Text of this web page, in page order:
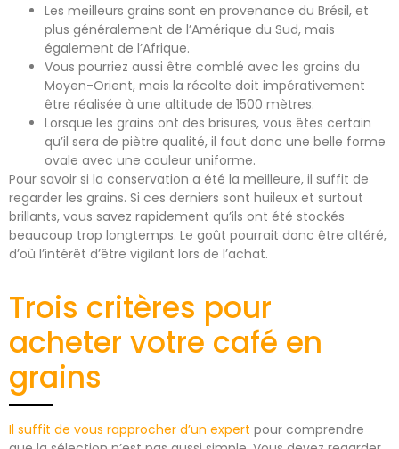
Les meilleurs grains sont en provenance du Brésil, et
plus généralement de l’Amérique du Sud, mais
également de l’Afrique.
Vous pourriez aussi être comblé avec les grains du
Moyen-Orient, mais la récolte doit impérativement
être réalisée à une altitude de 1500 mètres.
Lorsque les grains ont des brisures, vous êtes certain
qu’il sera de piètre qualité, il faut donc une belle forme
ovale avec une couleur uniforme.
Pour savoir si la conservation a été la meilleure, il suffit de
regarder les grains. Si ces derniers sont huileux et surtout
brillants, vous savez rapidement qu’ils ont été stockés
beaucoup trop longtemps. Le goût pourrait donc être altéré,
d’où l’intérêt d’être vigilant lors de l’achat.
Trois critères pour
acheter votre café en
grains
Il suffit de vous rapprocher d’un expert pour comprendre